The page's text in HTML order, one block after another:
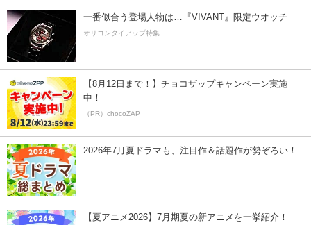
一番似合う登場人物は…『VIVANT』限定ウオッチ
オリコンタイアップ特集
【8月12日まで！】チョコザップキャンペーン実施
中！
（PR）chocoZAP
2026年7月夏ドラマも、注目作＆話題作が勢ぞろい！
【夏アニメ2026】7月期夏の新アニメを一挙紹介！